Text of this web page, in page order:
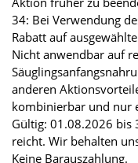
34: Bei Verwendung
Rabatt auf
Nicht anwendbar auf
anderen
kombinierbar und nur
Gültig: 01.08.2026 bis
reicht. Wir behalten
Keine Barauszahlung.